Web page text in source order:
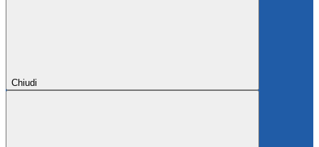
Chiudi